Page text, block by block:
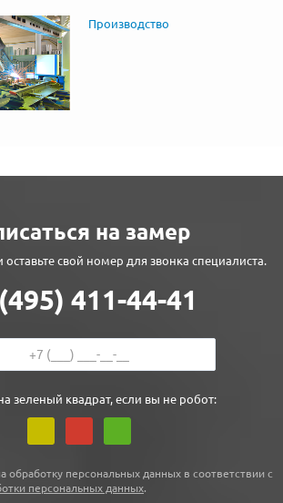
Производство
на замер
свой номер для звонка специалиста.
411-44-41
зеленый квадрат, если вы не робот:
обработку персональных данных в соответствии с
персональных данных.